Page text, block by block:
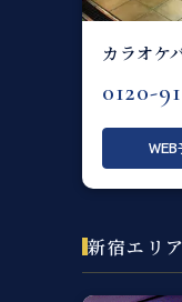
カラオケ
0120-
WEB
新宿エリア